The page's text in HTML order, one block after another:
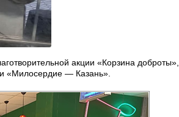
акции «Корзина доброты»,
«Милосердие — Казань».